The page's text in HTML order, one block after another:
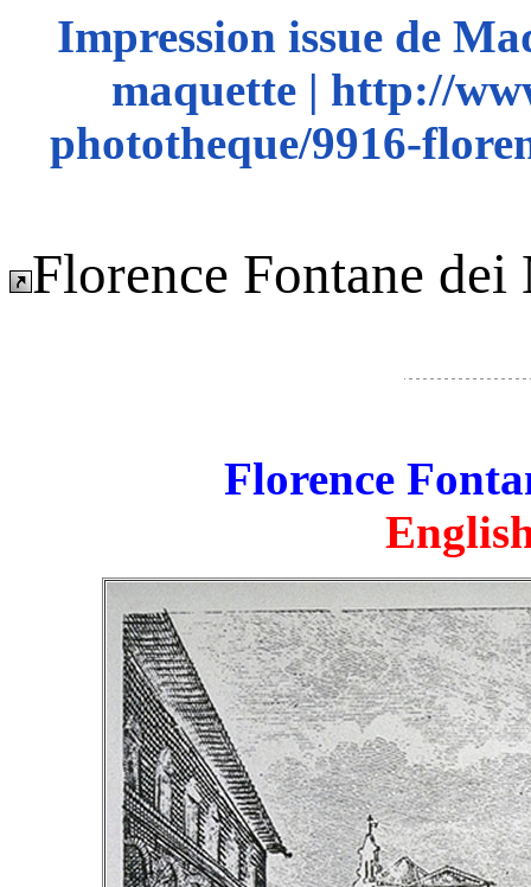
Impression issue de
maquette | http://
phototheque/9916-
Florence Fontane
Florence